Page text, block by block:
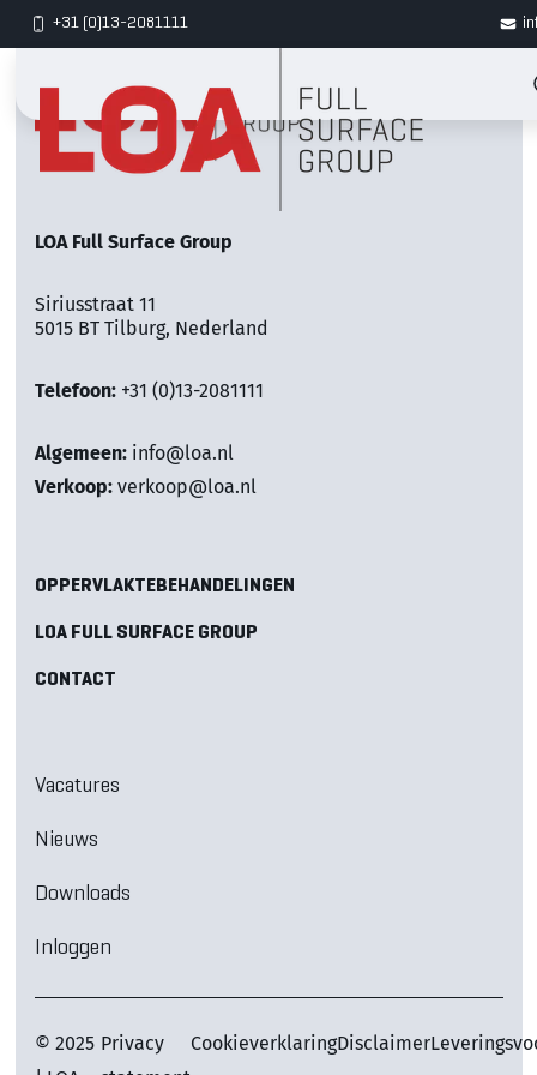
+31 (0)13-2081111
LOA Full Surface Group
Siriusstraat 11
5015 BT Tilburg, Nederland
Telefoon: +31 (0)13-2081111
Algemeen: info@loa.nl
Verkoop: verkoop@loa.nl
OPPERVLAKTEBEHANDELINGEN
LOA FULL SURFACE GROUP
CONTACT
Vacatures
Nieuws
Downloads
Inloggen
© 2025 Privacy
CookieverklaringDisclaimer